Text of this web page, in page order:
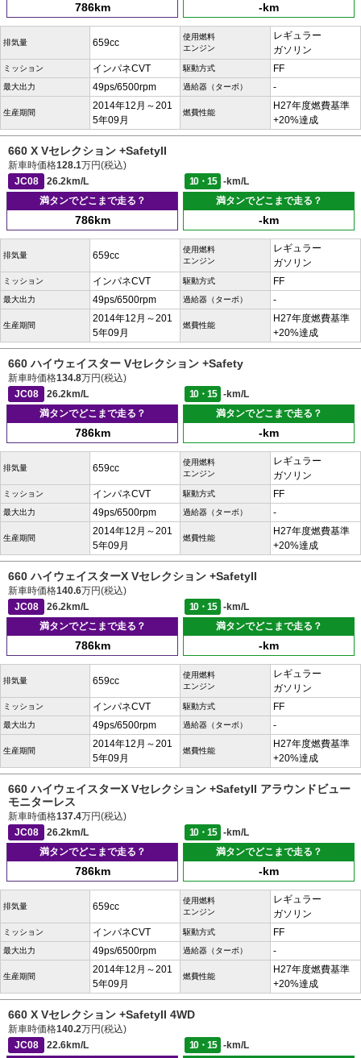
786km -km
排気量 659cc
使用燃料
エンジン
レギュラー
ガソリン
ミッション インパネCVT 駆動方式 FF
最大出力 49ps/6500rpm 過給器（ターボ） -
生産期間
2014年12月～201
5年09月
燃費性能
H27年度燃費基準
+20%達成
660 X Vセレクション +SafetyII
新車時価格128.1万円(税込)
JC08
26.2km/L 10・15
-km/L
満タンでどこまで走る？
786km
満タンでどこまで走る？
-km
排気量 659cc
使用燃料
エンジン
レギュラー
ガソリン
ミッション インパネCVT 駆動方式 FF
最大出力 49ps/6500rpm 過給器（ターボ） -
生産期間
2014年12月～201
5年09月
燃費性能
H27年度燃費基準
+20%達成
660 ハイウェイスター Vセレクション +Safety
新車時価格134.8万円(税込)
JC08
26.2km/L 10・15
-km/L
満タンでどこまで走る？
786km
満タンでどこまで走る？
-km
排気量 659cc
使用燃料
エンジン
レギュラー
ガソリン
ミッション インパネCVT 駆動方式 FF
最大出力 49ps/6500rpm 過給器（ターボ） -
生産期間
2014年12月～201
5年09月
燃費性能
H27年度燃費基準
+20%達成
660 ハイウェイスターX Vセレクション +SafetyII
新車時価格140.6万円(税込)
JC08
26.2km/L 10・15
-km/L
満タンでどこまで走る？
786km
満タンでどこまで走る？
-km
排気量 659cc
使用燃料
エンジン
レギュラー
ガソリン
ミッション インパネCVT 駆動方式 FF
最大出力 49ps/6500rpm 過給器（ターボ） -
生産期間
2014年12月～201
5年09月
燃費性能
H27年度燃費基準
+20%達成
660 ハイウェイスターX Vセレクション +SafetyII アラウンドビュー
モニターレス
新車時価格137.4万円(税込)
JC08
26.2km/L 10・15
-km/L
満タンでどこまで走る？
786km
満タンでどこまで走る？
-km
排気量 659cc
使用燃料
エンジン
レギュラー
ガソリン
ミッション インパネCVT 駆動方式 FF
最大出力 49ps/6500rpm 過給器（ターボ） -
生産期間
2014年12月～201
5年09月
燃費性能
H27年度燃費基準
+20%達成
660 X Vセレクション +SafetyII 4WD
新車時価格140.2万円(税込)
JC08
22.6km/L 10・15
-km/L